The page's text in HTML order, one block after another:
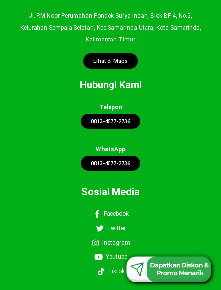
Jl. P.M Noor Perumahan Pondok Surya Indah, Blok BF 4, No.5,
Kelurahan Sempaja Selatan, Kec.Samarinda Utara, Kota Samarinda,
Kalimantan Timur
Lihat di Maps
Hubungi Kami
Telepon
0813-4577-2736
WhatsApp
0813-4577-2736
Sosial Media
Facebook
Twitter
Instagram
Youtube
Tiktok